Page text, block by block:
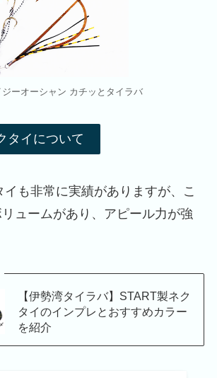
ジーオーシャン カチッとタイラバ
タイについて
イも非常に実績がありますが、こ
ュームがあり、アピール力が強
【伊勢湾タイラバ】START製ネク
タイのインプレとおすすめカラー
を紹介